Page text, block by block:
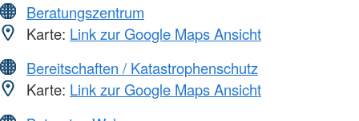
Beratungszentrum
Karte: Link zur Google Maps Ansicht
Bereitschaften / Katastrophenschutz
Karte: Link zur Google Maps Ansicht